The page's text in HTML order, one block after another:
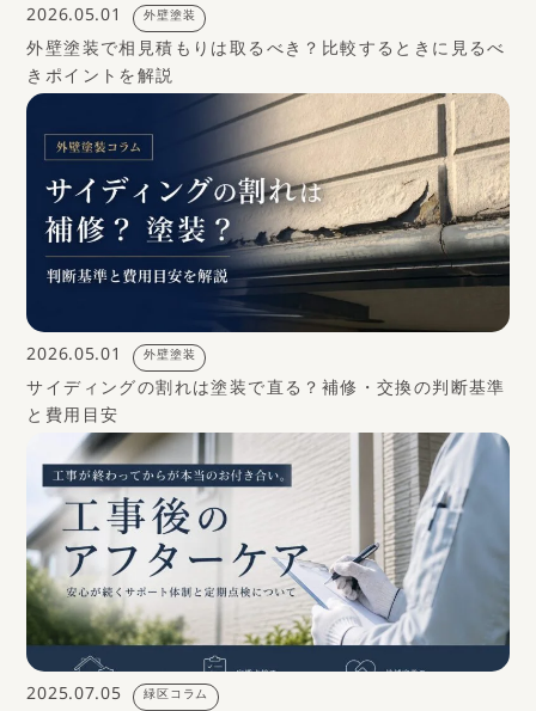
2026.05.01 外壁塗装
外壁塗装で相見積もりは取るべき？比較するときに見るべ
きポイントを解説
2026.05.01 外壁塗装
サイディングの割れは塗装で直る？補修・交換の判断基準
と費用目安
2025.07.05 緑区コラム